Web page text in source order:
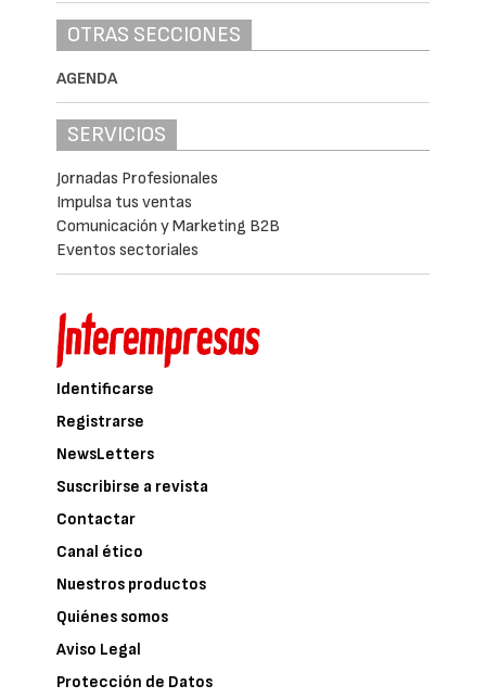
información clara sobre el estado del suelo y
del cultivo, y recibir recomendaciones
prácticas para utilizar mejor el agua y los
Otra línea de trabajo será el estudio del
mediante la aplicación de biochar activo. El
proyecto analizará si esta práctica puede
abrir en el futuro nuevas oportunidades para
los agricultores a través de créditos de
convirtiendo la mejora ambiental en una
posible vía adicional de ingresos.
El Grupo Operativo está formado por
Fundación Ayesa, Volterra Ecosystems
Asociación de Investigación y
Cooperación Industrial de Andalucía F.
de Paula Rojas (AICIA), Cooperativas
Alcafruit -Productores del Campo
S.C.A.- y Pentanux-Almoxata S.L.
BioChargae está cofinanciado por la
Unión Europea al 80% con cargo al